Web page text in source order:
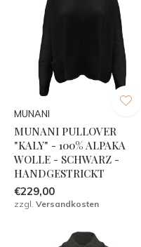
MUNANI
MUNANI PULLOVER
"KALY" - 100% ALPAKA
WOLLE - SCHWARZ -
HANDGESTRICKT
€229,00
zzgl. Versandkosten